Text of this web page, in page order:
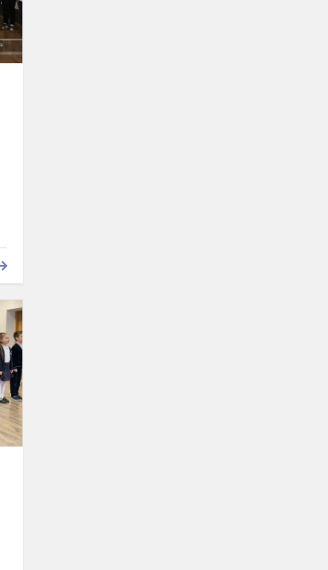
„100
dienų,
kaip
mokykloje
esu“